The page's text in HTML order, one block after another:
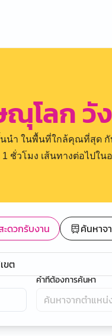
โลก วั
นำ ในพื้นที่ใกล้คุณที่สุด
1 ชั่วโมง เส้นทางต่อไปใ
ดวกรับงาน ค้นหาจ
ขต
คำที่ต้องการค้นหา